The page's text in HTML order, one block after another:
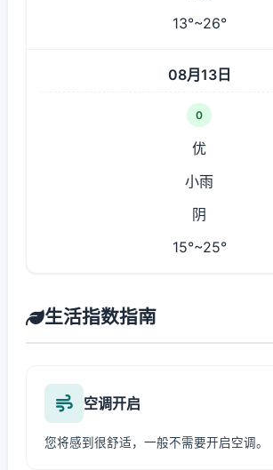
13°~26°
08月13日
0
优
小雨
阴
15°~25°
生活指数指南
空调开启
您将感到很舒适，一般不需要开启空调。